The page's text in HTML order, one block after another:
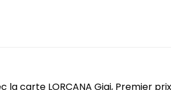
carte LORCANA Gigi, Premier